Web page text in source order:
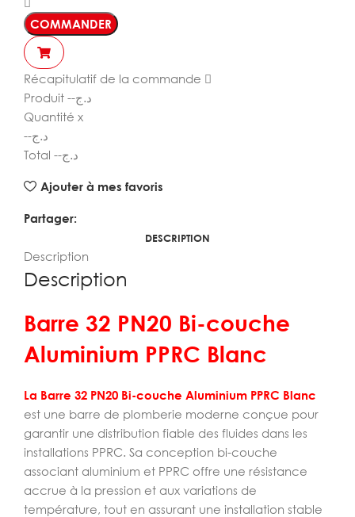
COMMANDER
Récapitulatif de la commande
Produit --د.ج
Quantité x
--د.ج
Total --د.ج
Ajouter à mes favoris
Partager:
DESCRIPTION
Description
Description
Barre 32 PN20 Bi-couche
Aluminium PPRC Blanc
La Barre 32 PN20 Bi-couche Aluminium PPRC Blanc
est une barre de plomberie moderne conçue pour
garantir une distribution fiable des fluides dans les
installations PPRC. Sa conception bi-couche
associant aluminium et PPRC offre une résistance
accrue à la pression et aux variations de
température, tout en assurant une installation stable